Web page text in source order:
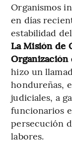
Organismos
en días
estabilidad
La Misión de
Organización
hizo un
hondureñas,
judiciales, a
funcionarios
persecución
labores.